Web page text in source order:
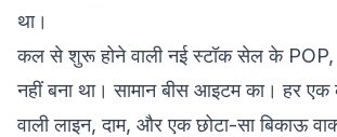
था।
कल से शुरू होने वाली नई स्टॉक सेल के
नहीं बना था। सामान बीस आइटम का। हर
वाली लाइन, दाम, और एक छोटा-सा बिकाऊ